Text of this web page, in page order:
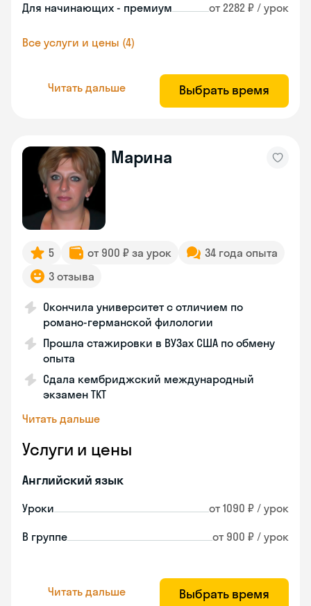
Для начинающих - премиум от 2282 ₽ / урок
Все услуги и цены (4)
Читать дальше Выбрать время
Марина
5 от 900 ₽ за урок
34 года опыта
3 отзыва
Окончила университет с отличием по
романо-германской филологии
Прошла стажировки в ВУЗах США по обмену
опыта
Сдала кембриджский международный
экзамен TKT
Читать дальше
Услуги и цены
Английский язык
Уроки от 1090 ₽ / урок
В группе от 900 ₽ / урок
Читать дальше Выбрать время